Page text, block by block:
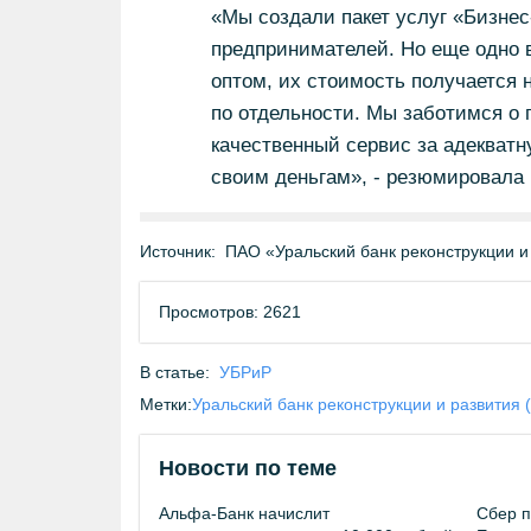
«Мы создали пакет услуг
предпринимателей. Но еще одно
оптом, их стоимость получается
по отдельности. Мы заботимся о
качественный сервис за
своим деньгам», - резюмировала
Источник: ПАО «Уральский банк
Просмотров: 2621
В статье: УБРиР
Метки:Уральский банк реконструкции и
Новости по теме
Альфа-Банк начислит
Сбер